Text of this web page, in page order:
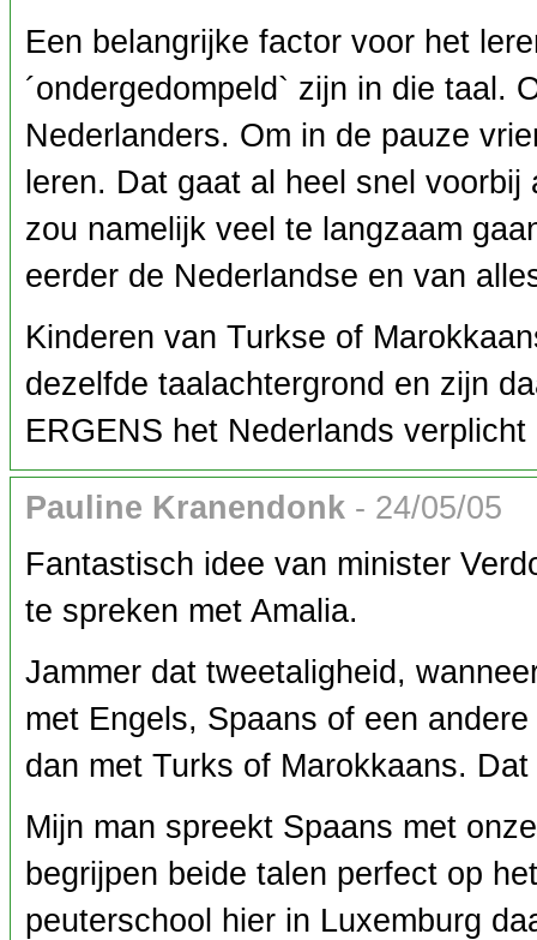
Een belangrijke factor voor het
´ondergedompeld` zijn in die taal.
Nederlanders. Om in de pauze
leren. Dat gaat al heel snel
zou namelijk veel te langzaam
eerder de Nederlandse en van
Kinderen van Turkse of
dezelfde taalachtergrond en zijn
ERGENS het Nederlands
Pauline Kranendonk - 24/05/05
Fantastisch idee van minister
te spreken met Amalia.
Jammer dat tweetaligheid,
met Engels, Spaans of een
dan met Turks of Marokkaans.
Mijn man spreekt Spaans met
begrijpen beide talen perfect op
peuterschool hier in Luxemburg